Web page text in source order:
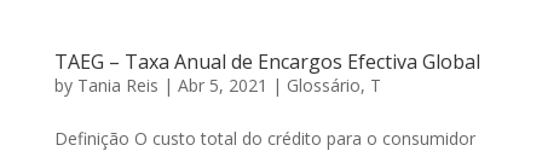
TAEG – Taxa Anual de Encargos Efectiva Global
by Tania Reis | Abr 5, 2021 | Glossário, T
Definição O custo total do crédito para o consumidor